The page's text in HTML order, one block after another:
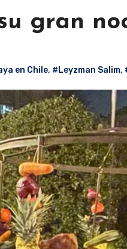
gran
en Chile, #Leyzman Salim,